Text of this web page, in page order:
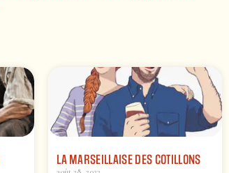
LA MARSEILLAISE DES COTILLONS